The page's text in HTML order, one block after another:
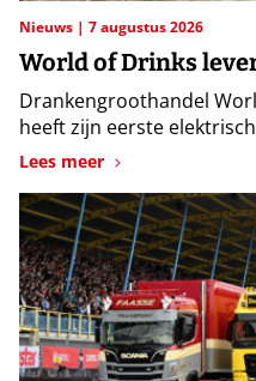
Nieuws 7 augustus 2026
World of Drinks
Drankengroothandel
heeft zijn eerste
Lees meer